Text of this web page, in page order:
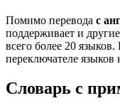
Помимо перевода с
поддерживает и
всего более 20
переключателе языков
Словарь с